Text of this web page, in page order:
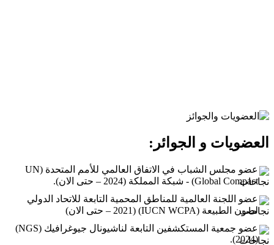
العضويات و الجوائر:
عضو مجلس الشباب في الاتفاق العالمي للأمم المتحدة (UN
Global Compact) - شبكة المملكة (2024 – حتى الان).
عضو اللجنة العالمية للمناطق المحمية التابعة للاتحاد الدولي
لصون الطبيعة (IUCN WCPA) (2021 – حتى الان)
عضو جمعية المستكشفين التابعة لناشيونال جيوغرافيك (NGS)
(2024).